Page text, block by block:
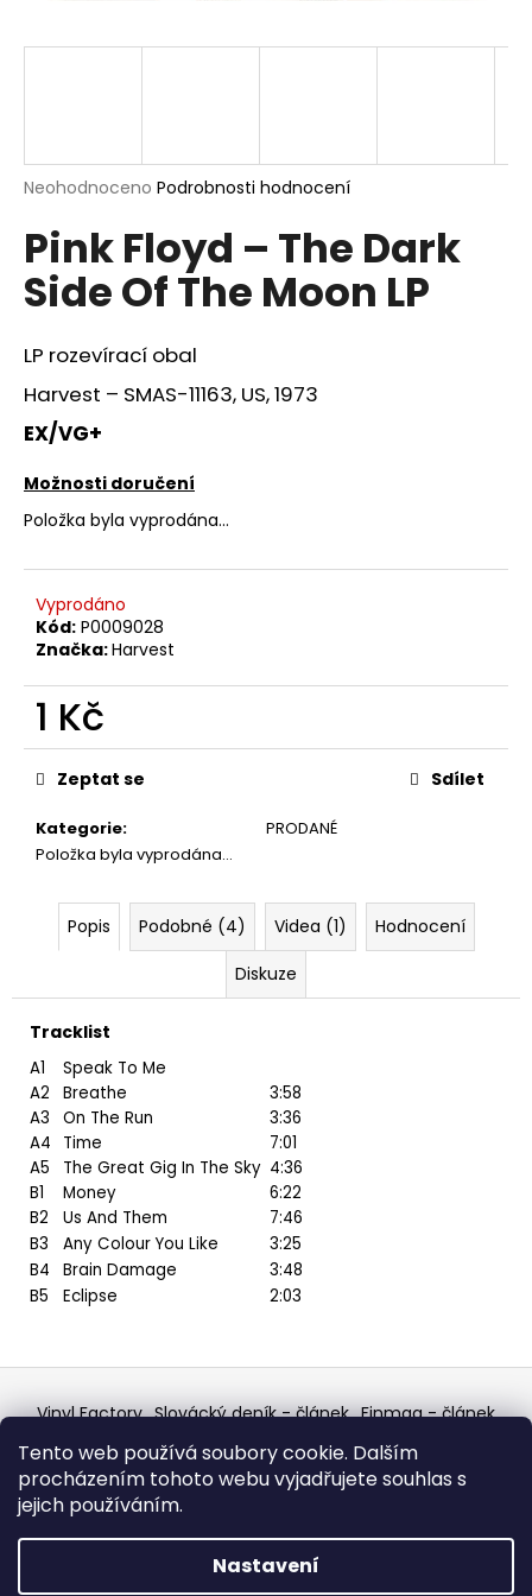
Tento web používá soubory cookie. Dalším
procházením tohoto webu vyjadřujete souhlas s
jejich používáním.
Nastavení
Průměrné
produktu
je
0,0
z
hvězdiček.
Neohodnoceno Podrobnosti hodnocení
Pink Floyd ‎– The Dark
Side Of The Moon LP
LP rozevírací obal
Harvest – SMAS-11163, US, 1973
EX/VG+
Možnosti doručení
Položka byla vyprodána…
Vyprodáno
Kód: P0009028
Značka:Harvest
1 Kč
Měrná
cena:
Kategorie:
PRODANÉ
Položka byla vyprodána…
Zeptat se Sdílet
Popis Podobné (4) Videa (1)
Hodnocení
Diskuze
Tracklist
A1
Speak To Me
A2
Breathe
3:58
A3
On The Run
3:36
A4
Time
7:01
A5
The Great Gig In The Sky 4:36
B1
Money
6:22
B2
Us And Them
7:46
B3
Any Colour You Like
3:25
B4
Brain Damage
3:48
B5
Eclipse 2:03
j
?
HLEDAT
o
p
r
u
č
u
e
m
e
U2
–
THE
JOSHUA
TREE
LP
Z
á Vinyl Factory Slovácký deník - článek Finmag - článek
Discogs Profile Facebook výběr z hroznů
Top prodejce mincí Aukro
Vytvořil Shoptet